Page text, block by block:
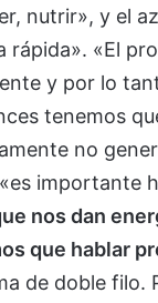
nutrir», y el
rápida». «El
y por lo
tenemos
no
importante
nos dan
que hablar
de doble